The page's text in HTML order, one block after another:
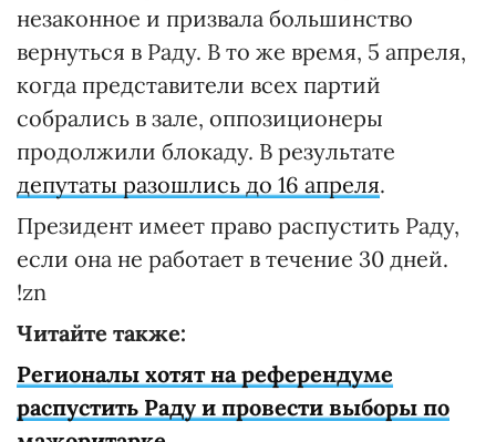
незаконное и призвала большинство
вернуться в Раду. В то же время, 5 апреля,
когда представители всех партий
собрались в зале, оппозиционеры
продолжили блокаду. В результате
депутаты разошлись до 16 апреля.
Президент имеет право распустить Раду,
если она не работает в течение 30 дней.
!zn
Читайте также:
Регионалы хотят на референдуме
распустить Раду и провести выборы по